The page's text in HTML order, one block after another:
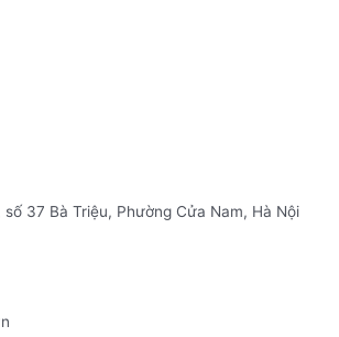
số 37 Bà Triệu, Phường Cửa Nam, Hà Nội